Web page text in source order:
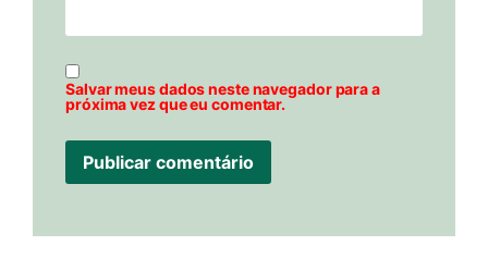
Salvar meus dados neste navegador para a
próxima vez que eu comentar.